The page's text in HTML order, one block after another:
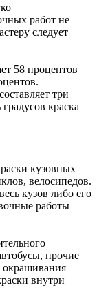
работ не
следует
58 процентов
три
краска
кузовных
велосипедов.
кузов либо его
работы
прочие
окрашивания
внутри